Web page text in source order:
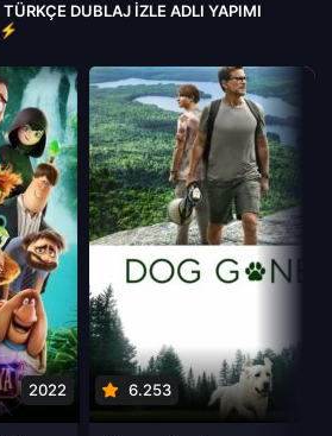
TÜRKÇE DUBLAJ IZLE ADLI YAPIMI
2022 6.253